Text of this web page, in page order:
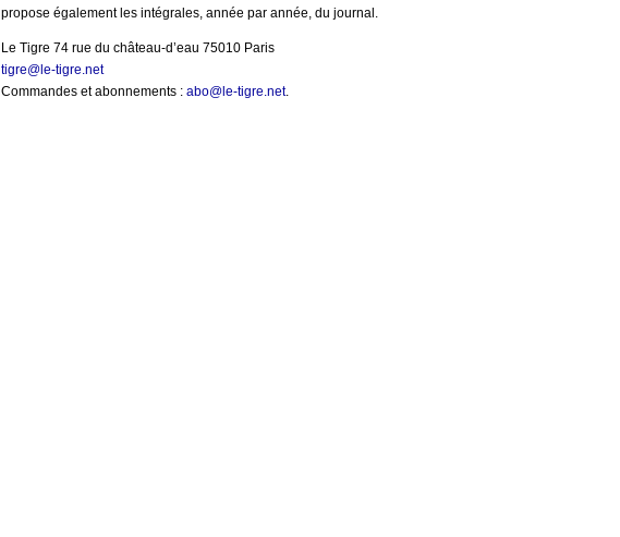
propose également les intégrales, année par année, du journal.
Le Tigre 74 rue du château-d’eau 75010 Paris
tigre@le-tigre.net
Commandes et abonnements : abo@le-tigre.net.